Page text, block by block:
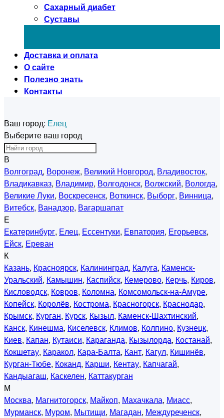
Сахарный диабет
Суставы
Доставка и оплата
О сайте
Полезно знать
Контакты
Ваш город: Елец
Выберите ваш город
В
Волгоград, Воронеж, Великий Новгород, Владивосток,
Владикавказ, Владимир, Волгодонск, Волжский, Вологда,
Великие Луки, Воскресенск, Воткинск, Выборг, Винница,
Витебск, Ванадзор, Вагаршапат
Е
Екатеринбург, Елец, Ессентуки, Евпатория, Егорьевск,
Ейск, Ереван
К
Казань, Красноярск, Калининград, Калуга, Каменск-
Уральский, Камышин, Каспийск, Кемерово, Керчь, Киров,
Кисловодск, Ковров, Коломна, Комсомольск-на-Амуре,
Копейск, Королёв, Кострома, Красногорск, Краснодар,
Крымск, Курган, Курск, Кызыл, Каменск-Шахтинский,
Канск, Кинешма, Киселевск, Климов, Колпино, Кузнецк,
Киев, Капан, Кутаиси, Караганда, Кызылорда, Костанай,
Кокшетау, Каракол, Кара-Балта, Кант, Кагул, Кишинёв,
Курган-Тюбе, Коканд, Карши, Кентау, Капчагай,
Кандыагаш, Каскелен, Каттакурган
М
Москва, Магнитогорск, Майкоп, Махачкала, Миасс,
Мурманск, Муром, Мытищи, Магадан, Междуреченск,